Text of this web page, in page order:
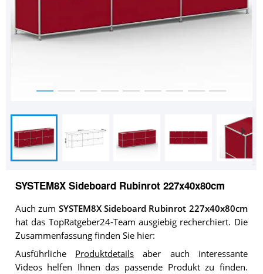
SYSTEM8X Sideboard Rubinrot 227x40x80cm
Auch zum SYSTEM8X Sideboard Rubinrot 227x40x80cm
hat das TopRatgeber24-Team ausgiebig recherchiert. Die
Zusammenfassung finden Sie hier:
Ausführliche Produktdetailsaber auch interessante
Videos helfen Ihnen das passende Produkt zu finden.